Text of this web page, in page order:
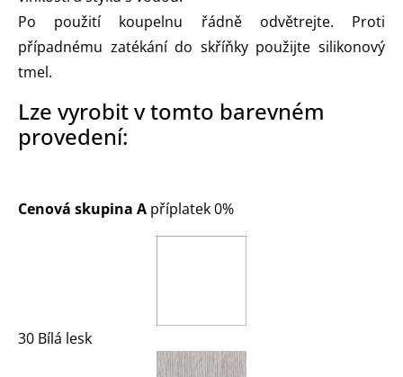
Po použití koupelnu řádně odvětrejte. Proti
případnému zatékání do skříňky použijte silikonový
tmel.
Lze vyrobit v tomto barevném
provedení:
Cenová skupina A příplatek 0%
30 Bílá lesk